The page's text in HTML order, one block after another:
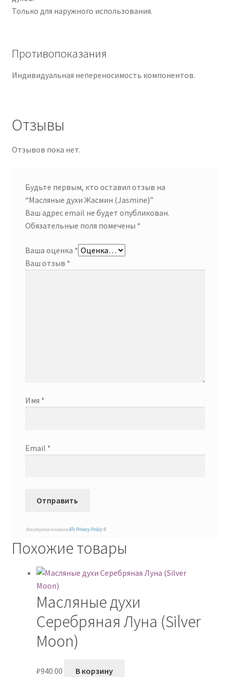
Только для наружного использования.
Противопоказания
Индивидуальная непереносимость компонентов.
Отзывы
Отзывов пока нет.
Будьте первым, кто оставил отзыв на
“Масляные духи Жасмин (Jasmine)”
Ваш адрес email не будет опубликован.
Обязательные поля помечены *
Ваша оценка *
Ваш отзыв *
Имя *
Email *
доступен плагинATs Privacy Policy©
Похожие товары
Масляные духи
Серебряная Луна (Silver
Moon)
₽940.00 В корзину